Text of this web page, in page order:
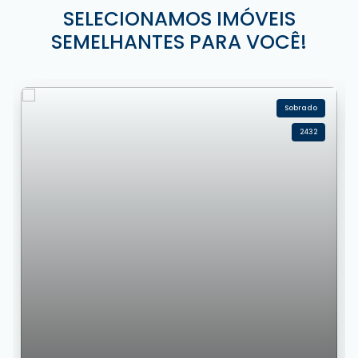
SELECIONAMOS IMÓVEIS
SEMELHANTES PARA VOCÊ!
Sobrado
2432